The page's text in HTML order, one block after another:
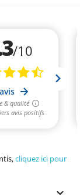
cliquez ici pour